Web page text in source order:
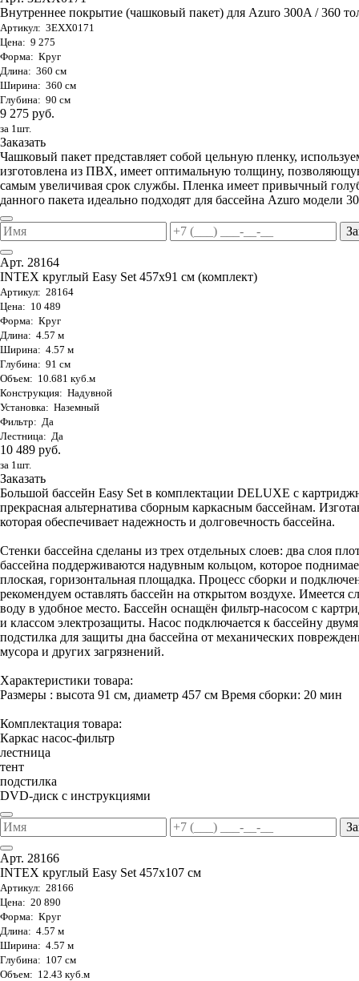
Внутреннее покрытие (чашковый пакет) для Azuro 300A / 360
Артикул: 3EXX0171
Цена: 9 275
Форма: Круг
Длина: 360 см
Ширина: 360 см
Глубина: 90 см
9 275 руб.
за 1шт.
Заказать
Чашковый пакет представляет собой цельную пленку,
изготовлена из ПВХ, имеет оптимальную толщину,
самым увеличивая срок службы. Пленка имеет привычный
данного пакета идеально подходят для бассейна Azuro модели
Арт. 28164
INTEX круглый Easy Set 457х91 см (комплект)
Артикул: 28164
Цена: 10 489
Форма: Круг
Длина: 4.57 м
Ширина: 4.57 м
Глубина: 91 см
Объем: 10.681 куб.м
Конструкция: Надувной
Установка: Наземный
Фильтр: Да
Лестница: Да
10 489 руб.
за 1шт.
Заказать
Большой бассейн Easy Set в комплектации DELUXE с
прекрасная альтернатива сборным каркасным бассейнам.
которая обеспечивает надежность и долговечность бассейна.
Стенки бассейна сделаны из трех отдельных слоев: два слоя
бассейна поддерживаются надувным кольцом, которое
плоская, горизонтальная площадка. Процесс сборки и
рекомендуем оставлять бассейн на открытом воздухе.
воду в удобное место. Бассейн оснащён фильтр-насосом с
и классом электрозащиты. Насос подключается к бассейну
подстилка для защиты дна бассейна от механических
мусора и других загрязнений.
Характеристики товара:
Размеры : высота 91 см, диаметр 457 см Время сборки: 20 мин
Комплектация товара:
Каркас насос-фильтр
лестница
тент
подстилка
DVD-диск с инструкциями
Арт. 28166
INTEX круглый Easy Set 457х107 см
Артикул: 28166
Цена: 20 890
Форма: Круг
Длина: 4.57 м
Ширина: 4.57 м
Глубина: 107 см
Объем: 12.43 куб.м